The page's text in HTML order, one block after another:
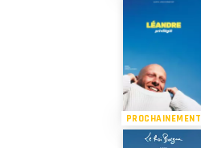
PROCHAINEMENT